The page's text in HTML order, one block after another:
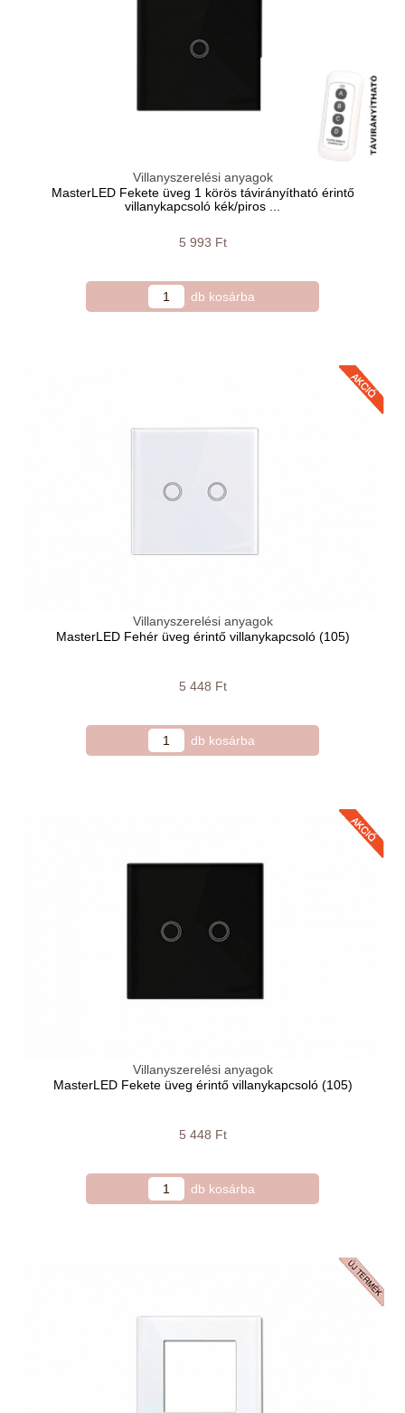
Villanyszerelési anyagok
MasterLED Fekete üveg 1 körös távirányítható érintő
villanykapcsoló kék/piros ...
5 993 Ft
Villanyszerelési anyagok
MasterLED Fehér üveg érintő villanykapcsoló (105)
5 448 Ft
Villanyszerelési anyagok
MasterLED Fekete üveg érintő villanykapcsoló (105)
5 448 Ft